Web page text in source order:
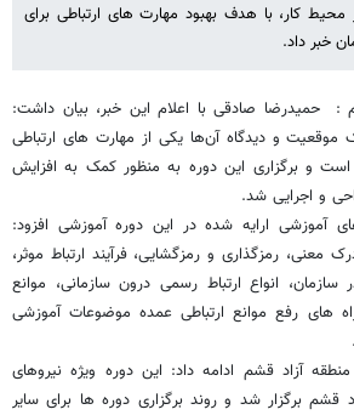
محیط کار، با هدف بهبود مهارت های ارتباطی برای
خبر داد.
: حمیدرضا صادقی با اعلام این خبر، بیان داشت:
موقعیت و دیدگاه آن‌ها یکی از مهارت‌ های ارتباطی
و برگزاری این دوره به منظور کمک به افزایش
و اجرایی شد.
آموزشی ارایه شده در این دوره آموزشی افزود:
معنی، رمزگذاری و رمزگشایی، فرآیند ارتباط موثر،
سازمان، انواع ارتباط رسمی درون سازمانی، موانع
های رفع موانع ارتباطی عمده موضوعات آموزشی
آزاد قشم ادامه داد: این دوره ویژه نیروهای
قشم برگزار شد و روند برگزاری دوره ها برای سایر